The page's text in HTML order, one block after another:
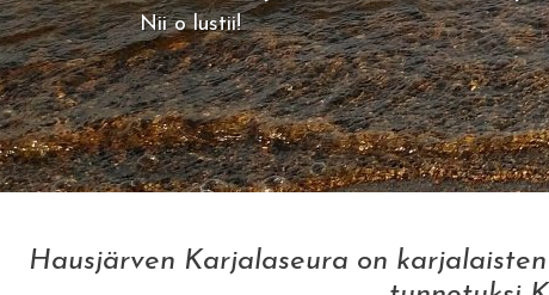
Nii o lustii!
Hausjärven Karjalaseura on